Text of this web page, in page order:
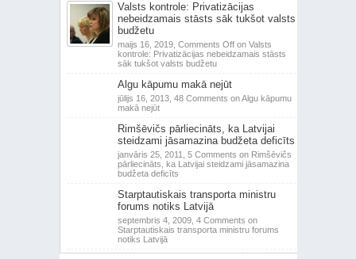
Valsts kontrole: Privatizācijas
nebeidzamais stāsts sāk tukšot valsts
budžetu
maijs 16, 2019, Comments Offon Valsts
kontrole: Privatizācijas nebeidzamais stāsts
sāk tukšot valsts budžetu
Algu kāpumu makā nejūt
jūlijs 16, 2013, 48 Comments on Algu kāpumu
makā nejūt
Rimšēvičs pārliecināts, ka Latvijai
steidzami jāsamazina budžeta deficīts
janvāris 25, 2011, 5 Comments on Rimšēvičs
pārliecināts, ka Latvijai steidzami jāsamazina
budžeta deficīts
Starptautiskais transporta ministru
forums notiks Latvijā
septembris 4, 2009, 4 Comments on
Starptautiskais transporta ministru forums
notiks Latvijā